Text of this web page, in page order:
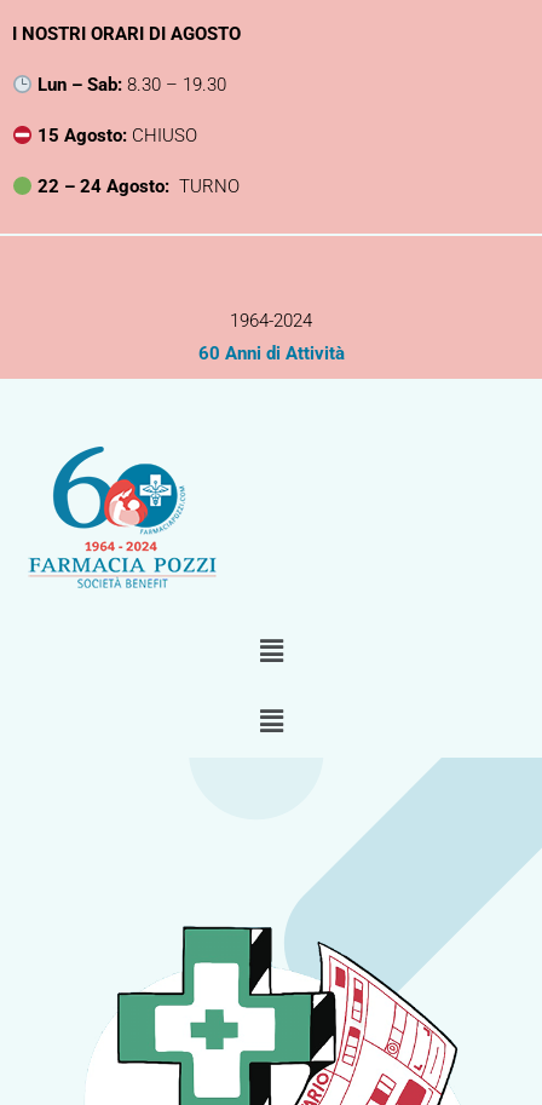
contenuto
I NOSTRI ORARI DI AGOSTO
Lun – Sab: 8.30 – 19.30
15 Agosto: CHIUSO
22 – 24 Agosto: TURNO
1964-2024
60 Anni di Attività
Menu
Menu